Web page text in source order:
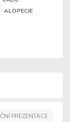
ALOPECIE
PREZENTACE